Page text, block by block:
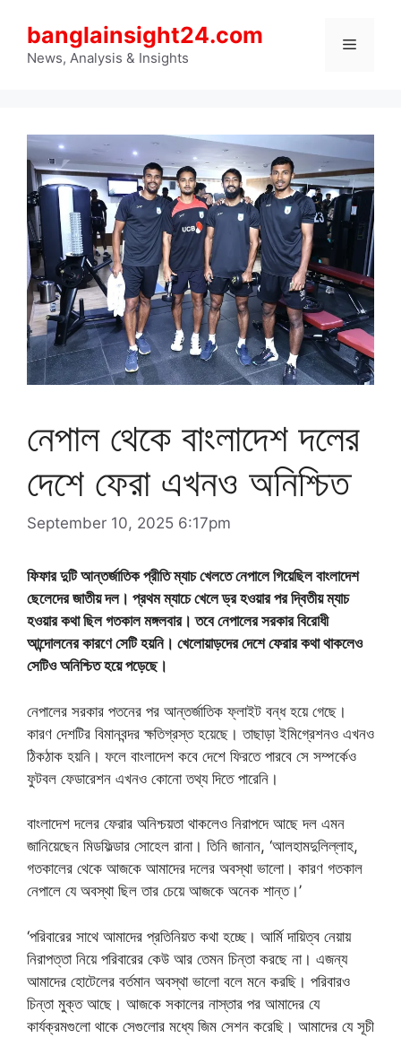
content
banglainsight24.com
News, Analysis & Insights
Menu
নেপাল থেকে বাংলাদেশ দলের
দেশে ফেরা এখনও অনিশ্চিত
September 10, 2025 6:17pm
ফিফার দুটি আন্তর্জাতিক প্রীতি ম্যাচ খেলতে নেপালে গিয়েছিল বাংলাদেশ
ছেলেদের জাতীয় দল। প্রথম ম্যাচে খেলে ড্র হওয়ার পর দ্বিতীয় ম্যাচ
হওয়ার কথা ছিল গতকাল মঙ্গলবার। তবে নেপালের সরকার বিরোধী
আন্দোলনের কারণে সেটি হয়নি। খেলোয়াড়দের দেশে ফেরার কথা থাকলেও
সেটিও অনিশ্চিত হয়ে পড়েছে।
নেপালের সরকার পতনের পর আন্তর্জাতিক ফ্লাইট বন্ধ হয়ে গেছে।
কারণ দেশটির বিমানবন্দর ক্ষতিগ্রস্ত হয়েছে। তাছাড়া ইমিগ্রেশনও এখনও
ঠিকঠাক হয়নি। ফলে বাংলাদেশ কবে দেশে ফিরতে পারবে সে সম্পর্কেও
ফুটবল ফেডারেশন এখনও কোনো তথ্য দিতে পারেনি।
বাংলাদেশ দলের ফেরার অনিশ্চয়তা থাকলেও নিরাপদে আছে দল এমন
জানিয়েছেন মিডফিল্ডার সোহেল রানা। তিনি জানান, ‘আলহামদুলিল্লাহ,
গতকালের থেকে আজকে আমাদের দলের অবস্থা ভালো। কারণ গতকাল
নেপালে যে অবস্থা ছিল তার চেয়ে আজকে অনেক শান্ত।’
‘পরিবারের সাথে আমাদের প্রতিনিয়ত কথা হচ্ছে। আর্মি দায়িত্ব নেয়ায়
নিরাপত্তা নিয়ে পরিবারের কেউ আর তেমন চিন্তা করছে না। এজন্য
আমাদের হোটেলের বর্তমান অবস্থা ভালো বলে মনে করছি। পরিবারও
চিন্তা মুক্ত আছে। আজকে সকালের নাস্তার পর আমাদের যে
কার্যক্রমগুলো থাকে সেগুলোর মধ্যে জিম সেশন করেছি। আমাদের যে সূচী